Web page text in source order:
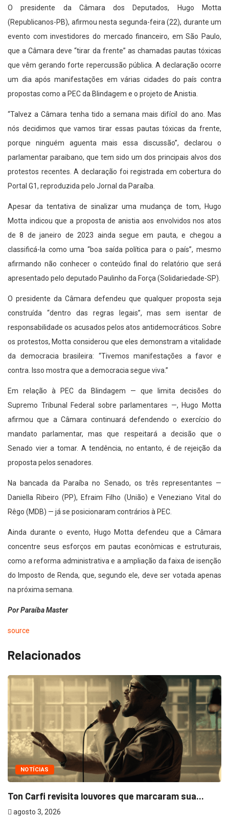
O presidente da Câmara dos Deputados, Hugo Motta
(Republicanos-PB), afirmou nesta segunda-feira (22), durante um
evento com investidores do mercado financeiro, em São Paulo,
que a Câmara deve “tirar da frente” as chamadas pautas tóxicas
que vêm gerando forte repercussão pública. A declaração ocorre
um dia após manifestações em várias cidades do país contra
propostas como a PEC da Blindagem e o projeto de Anistia.
“Talvez a Câmara tenha tido a semana mais difícil do ano. Mas
nós decidimos que vamos tirar essas pautas tóxicas da frente,
porque ninguém aguenta mais essa discussão”, declarou o
parlamentar paraibano, que tem sido um dos principais alvos dos
protestos recentes. A declaração foi registrada em cobertura do
Portal G1, reproduzida pelo Jornal da Paraíba.
Apesar da tentativa de sinalizar uma mudança de tom, Hugo
Motta indicou que a proposta de anistia aos envolvidos nos atos
de 8 de janeiro de 2023 ainda segue em pauta, e chegou a
classificá-la como uma “boa saída política para o país”, mesmo
afirmando não conhecer o conteúdo final do relatório que será
apresentado pelo deputado Paulinho da Força (Solidariedade-SP).
O presidente da Câmara defendeu que qualquer proposta seja
construída “dentro das regras legais”, mas sem isentar de
responsabilidade os acusados pelos atos antidemocráticos. Sobre
os protestos, Motta considerou que eles demonstram a vitalidade
da democracia brasileira: “Tivemos manifestações a favor e
contra. Isso mostra que a democracia segue viva.”
Em relação à PEC da Blindagem — que limita decisões do
Supremo Tribunal Federal sobre parlamentares —, Hugo Motta
afirmou que a Câmara continuará defendendo o exercício do
mandato parlamentar, mas que respeitará a decisão que o
Senado vier a tomar. A tendência, no entanto, é de rejeição da
proposta pelos senadores.
Na bancada da Paraíba no Senado, os três representantes —
Daniella Ribeiro (PP), Efraim Filho (União) e Veneziano Vital do
Rêgo (MDB) — já se posicionaram contrários à PEC.
Ainda durante o evento, Hugo Motta defendeu que a Câmara
concentre seus esforços em pautas econômicas e estruturais,
como a reforma administrativa e a ampliação da faixa de isenção
do Imposto de Renda, que, segundo ele, deve ser votada apenas
na próxima semana.
Por Paraíba Master
source
Relacionados
NOTÍCIAS
Ton Carfi revisita louvores que marcaram sua...
agosto 3, 2026